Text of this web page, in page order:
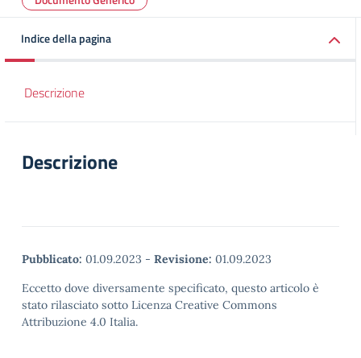
Indice della pagina
Descrizione
Descrizione
Pubblicato: 01.09.2023 - Revisione: 01.09.2023
Eccetto dove diversamente specificato, questo articolo è
stato rilasciato sotto Licenza Creative Commons
Attribuzione 4.0 Italia.